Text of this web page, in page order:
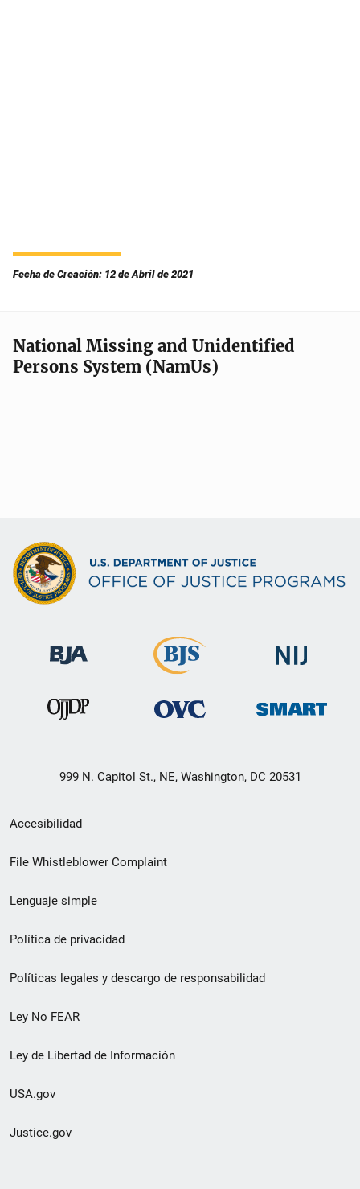
Fecha de Creación: 12 de Abril de 2021
National Missing and Unidentified
Persons System (NamUs)
999 N. Capitol St., NE, Washington, DC 20531
Menú
de
de
pie
de
página
Accesibilidad
File Whistleblower Complaint
Lenguaje simple
Política de privacidad
Políticas legales y descargo de responsabilidad
Ley No FEAR
Ley de Libertad de Información
USA.gov
Justice.gov